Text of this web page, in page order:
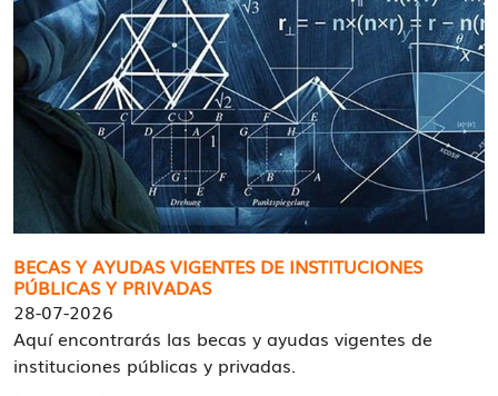
BECAS Y AYUDAS VIGENTES DE INSTITUCIONES
PÚBLICAS Y PRIVADAS
28-07-2026
Aquí encontrarás las becas y ayudas vigentes de
instituciones públicas y privadas.